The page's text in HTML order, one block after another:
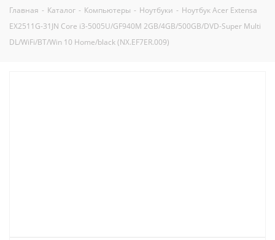
Главная - Каталог - Компьютеры - Ноутбуки - Ноутбук Acer Extensa
EX2511G-31JN Core i3-5005U/GF940M 2GB/4GB/500GB/DVD-Super Multi
DL/WiFi/BT/Win 10 Home/black (NX.EF7ER.009)